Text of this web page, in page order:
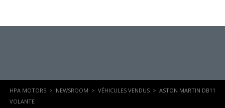
HPA MOTORS > NEWSROOM > VÉHICULES VENDUS > ASTON MARTIN DB11
VOLANTE